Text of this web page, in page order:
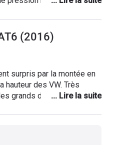
(2016)
surpris par la montée en
des VW. Très
derrière. Coffre
de voiture haut de